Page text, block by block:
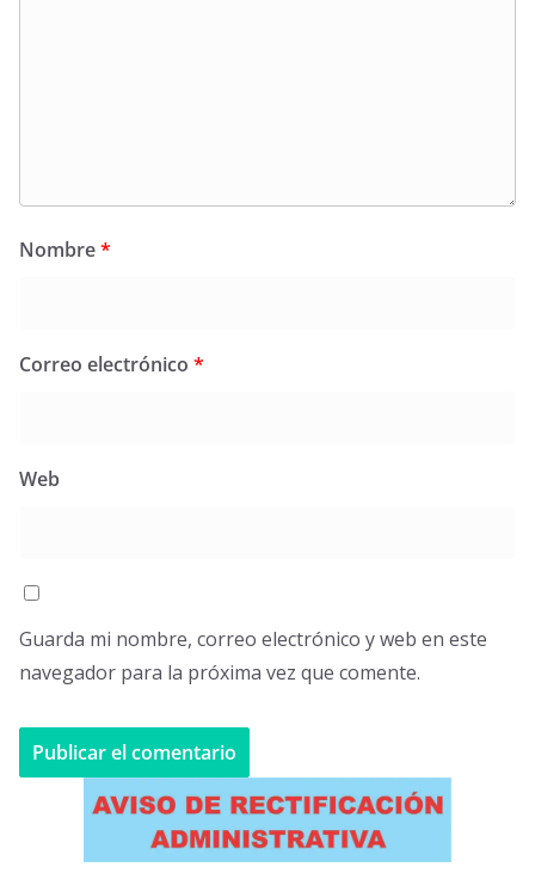
Nombre*
Correo electrónico *
Web
Guarda mi nombre, correo electrónico y web en este
navegador para la próxima vez que comente.